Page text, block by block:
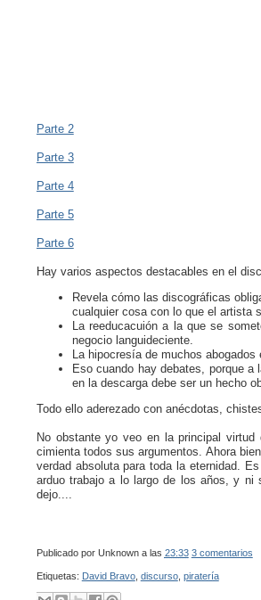
Parte 2
Parte 3
Parte 4
Parte 5
Parte 6
Hay varios aspectos destacables en el
Revela cómo las discográficas
cualquier cosa con lo que el artista
La reeducacuión a la que se
negocio languideciente.
La hipocresía de muchos
Eso cuando hay debates, porque
en la descarga debe ser un hecho
Todo ello aderezado con anécdotas,
No obstante yo veo en la principal
cimienta todos sus argumentos. Ahora
verdad absoluta para toda la eternidad.
arduo trabajo a lo largo de los años, y ni
dejo....
Publicado por Unknown a las 23:33 3 comentarios
Etiquetas: David Bravo, discurso, piratería